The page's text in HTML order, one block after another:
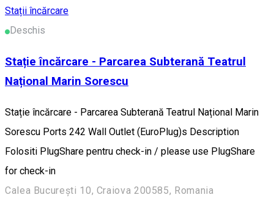
Stații încărcare
Deschis
Stație încărcare - Parcarea Subterană Teatrul
Național Marin Sorescu
Stație încărcare - Parcarea Subterană Teatrul Național Marin
Sorescu Ports 242 Wall Outlet (EuroPlug)s Description
Folositi PlugShare pentru check-in / please use PlugShare
for check-in
Calea București 10, Craiova 200585, Romania